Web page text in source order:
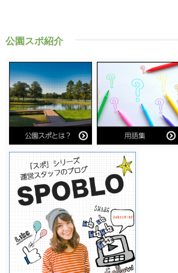
公園スポ紹介